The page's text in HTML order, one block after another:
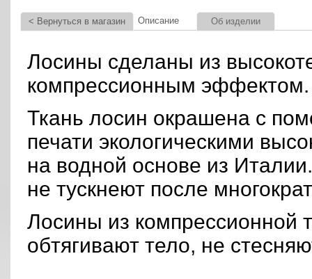
< Вернуться в магазин Описание Об изделии
Лосины сделаны из
компрессионным эффектом.
Ткань лосин окрашена с
печати экологическими
на водной основе из
не тускнеют после
Лосины из компрессионной
обтягивают тело, не